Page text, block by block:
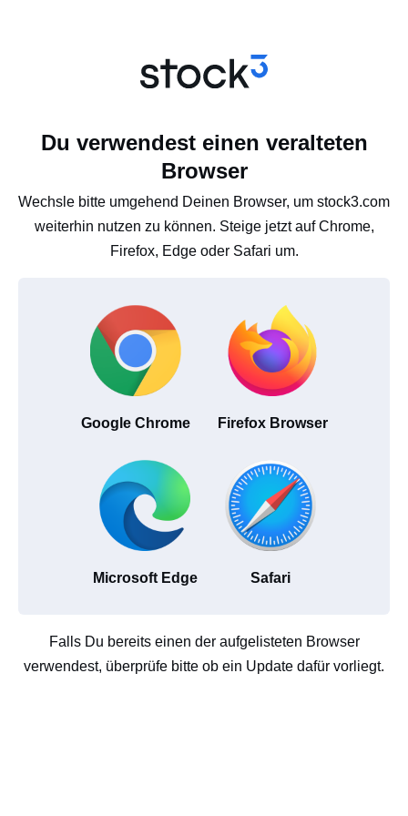
Du verwendest einen veralteten
Browser
Wechsle bitte umgehend Deinen Browser, um stock3.com
weiterhin nutzen zu können. Steige jetzt auf Chrome,
Firefox, Edge oder Safari um.
Google Chrome Firefox Browser
Microsoft Edge Safari
Falls Du bereits einen der aufgelisteten Browser
verwendest, überprüfe bitte ob ein Update dafür vorliegt.